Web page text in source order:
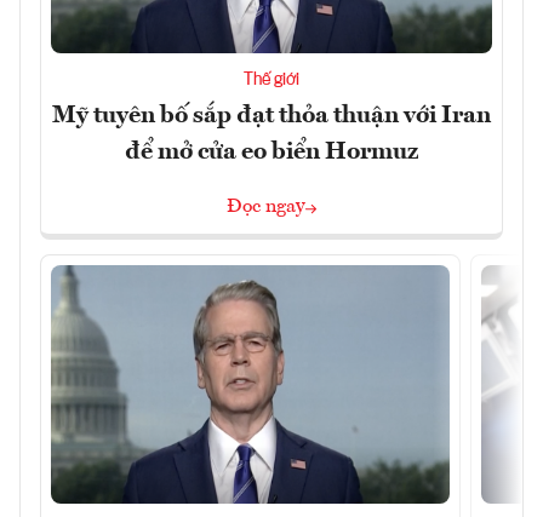
Thế giới
Mỹ tuyên bố sắp đạt thỏa thuận với Iran
để mở cửa eo biển Hormuz
Đọc ngay